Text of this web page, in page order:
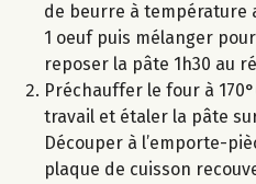
de beurre à température
1 oeuf puis mélanger
reposer la pâte 1h30 au
Préchauffer le four à
travail et étaler la pâte
Découper à l’emporte-
plaque de cuisson